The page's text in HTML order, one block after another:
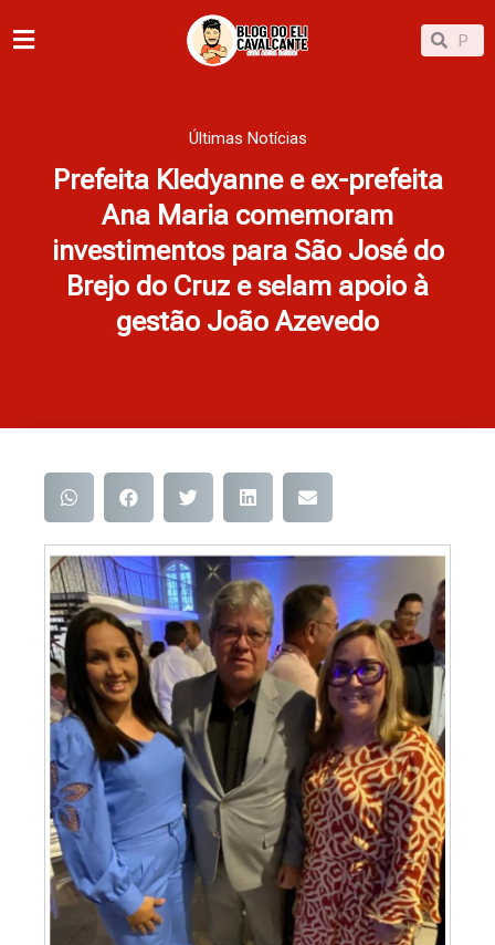
para
Pesquisar
Últimas Notícias
Prefeita Kledyanne e ex-prefeita
Ana Maria comemoram
investimentos para São José do
Brejo do Cruz e selam apoio à
gestão João Azevedo